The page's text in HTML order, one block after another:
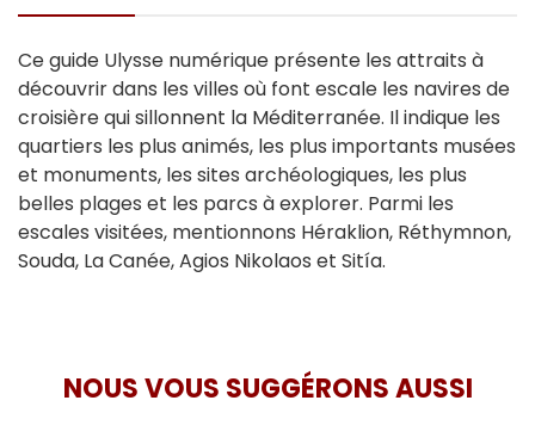
Ce guide Ulysse numérique présente les attraits à
découvrir dans les villes où font escale les navires de
croisière qui sillonnent la Méditerranée. Il indique les
quartiers les plus animés, les plus importants musées
et monuments, les sites archéologiques, les plus
belles plages et les parcs à explorer. Parmi les
escales visitées, mentionnons Héraklion, Réthymnon,
Souda, La Canée, Agios Nikolaos et Sitía.
NOUS VOUS SUGGÉRONS AUSSI